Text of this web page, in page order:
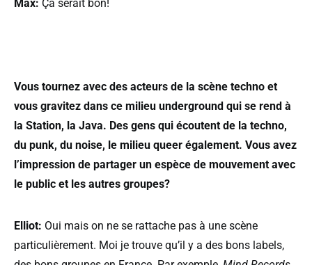
Max: Ça serait bon!
Vous tournez avec des acteurs de la scène techno et
vous gravitez dans ce milieu underground qui se rend à
la Station, la Java. Des gens qui écoutent de la techno,
du punk, du noise, le milieu queer également. Vous avez
l’impression de partager un espèce de mouvement avec
le public et les autres groupes?
Elliot: Oui mais on ne se rattache pas à une scène
particulièrement. Moi je trouve qu’il y a des bons labels,